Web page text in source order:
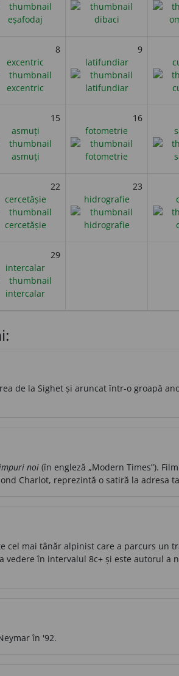
8
excentric
9
latifundiar
15
asmuți
16
fotometrie
22
cercetășie
23
hidrografie
29
intercalar
de la Sighet și aruncat într-o groapă
noi (în engleză „Modern Times”).
Charlot, reprezintă o satiră la adresa
cel mai tânăr alpinist care a parcurs un
în intervalul 8c+ și este autorul a
în '92.